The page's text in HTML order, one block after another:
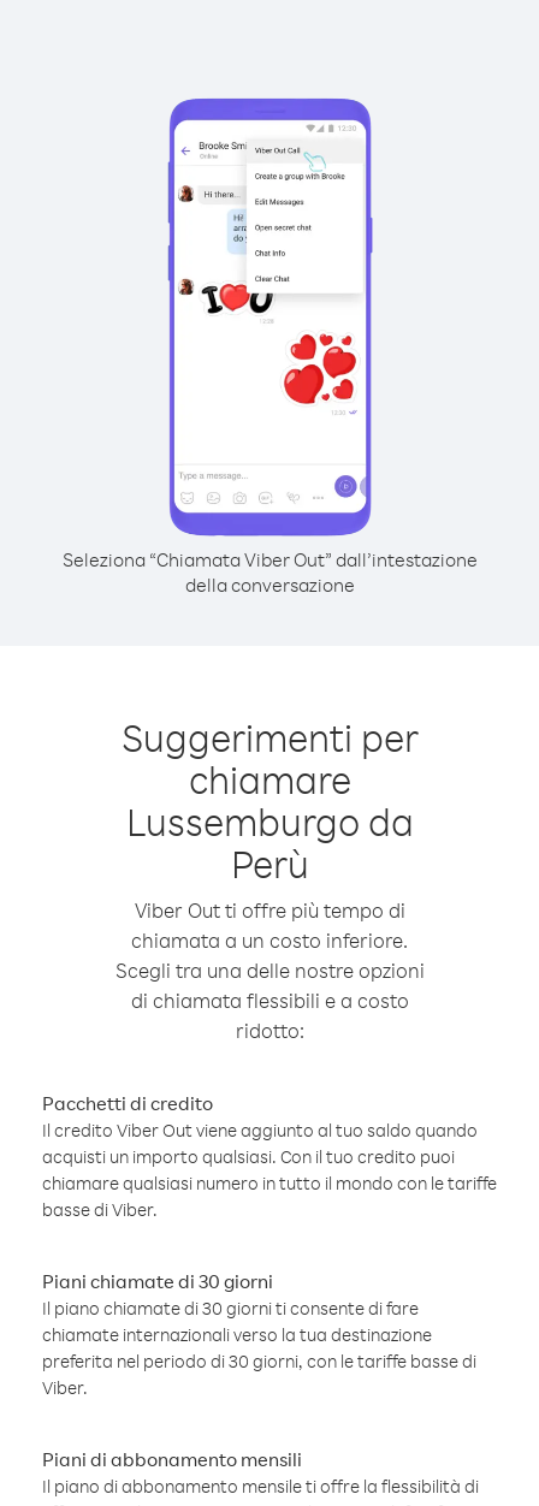
Seleziona “Chiamata Viber Out” dall’intestazione
della conversazione
Suggerimenti per
chiamare
Lussemburgo da
Perù
Viber Out ti offre più tempo di
chiamata a un costo inferiore.
Scegli tra una delle nostre opzioni
di chiamata flessibili e a costo
ridotto:
Pacchetti di credito
Il credito Viber Out viene aggiunto al tuo saldo quando
acquisti un importo qualsiasi. Con il tuo credito puoi
chiamare qualsiasi numero in tutto il mondo con le tariffe
basse di Viber.
Piani chiamate di 30 giorni
Il piano chiamate di 30 giorni ti consente di fare
chiamate internazionali verso la tua destinazione
preferita nel periodo di 30 giorni, con le tariffe basse di
Viber.
Piani di abbonamento mensili
Il piano di abbonamento mensile ti offre la flessibilità di